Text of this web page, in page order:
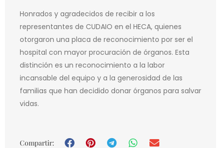
Honrados y agradecidos de recibir a los
representantes de CUDAIO en el HECA, quienes
otorgaron una placa de reconocimiento por ser el
hospital con mayor procuración de órganos. Esta
distinción es un reconocimiento a la labor
incansable del equipo y a la generosidad de las
familias que han decidido donar órganos para salvar
vidas.
Compartir: